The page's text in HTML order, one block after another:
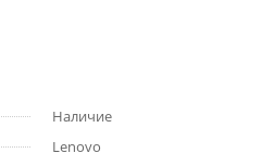
Наличие
Lenovo